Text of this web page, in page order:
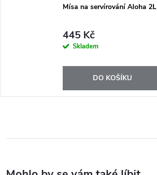
Mísa na servírování Aloha 2L
445 Kč
Skladem
DO KOŠÍKU